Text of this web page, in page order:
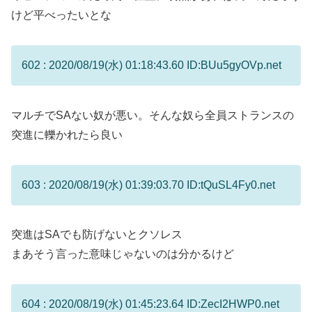
けど平べったいとな
602 : 2020/08/19(水) 01:18:43.60 ID:BUu5gyOVp.net
マルチでSAない奴が悪い。そんな奴ら全員ストランスの
突進に轢かれたら良い
603 : 2020/08/19(水) 01:39:03.70 ID:tQuSL4Fy0.net
突進はSAでも防げないとクソレス
まあそう言った意味じゃないのは分かるけど
604 : 2020/08/19(水) 01:45:23.64 ID:ZecI2HWP0.net